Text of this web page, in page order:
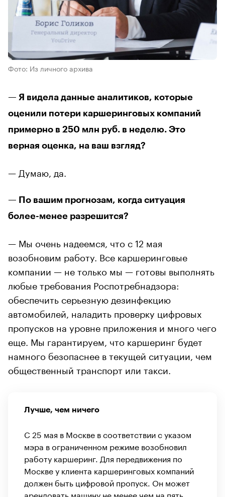
Фото: Из личного архива
— Я видела данные аналитиков, которые
оценили потери каршеринговых компаний
примерно в 250 млн руб. в неделю. Это
верная оценка, на ваш взгляд?
— Думаю, да.
— По вашим прогнозам, когда ситуация
более-менее разрешится?
— Мы очень надеемся, что с 12 мая
возобновим работу. Все каршеринговые
компании — не только мы — готовы выполнять
любые требования Роспотребнадзора:
обеспечить серьезную дезинфекцию
автомобилей, наладить проверку цифровых
пропусков на уровне приложения и много чего
еще. Мы гарантируем, что каршеринг будет
намного безопаснее в текущей ситуации, чем
общественный транспорт или такси.
Лучше, чем ничего
С 25 мая в Москве в соответствии с указом
мэра в ограниченном режиме возобновил
работу каршеринг. Для передвижения по
Москве у клиента каршеринговых компаний
должен быть цифровой пропуск. Он может
арендовать машину не менее чем на пять